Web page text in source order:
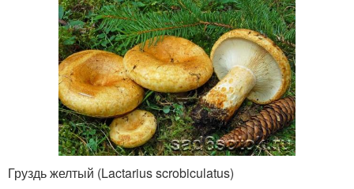
Груздь желтый (Lactarius scrobiculatus)